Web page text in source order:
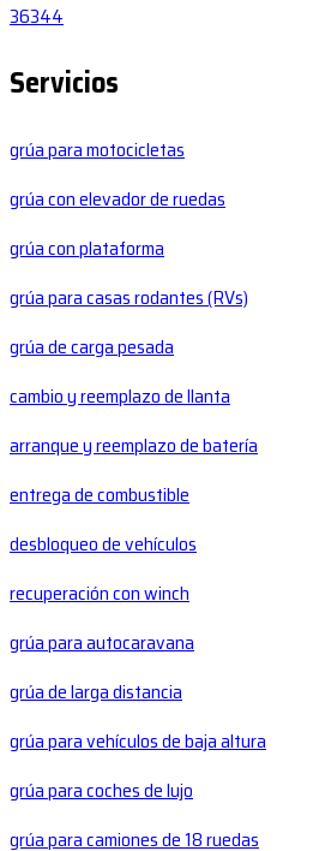
36344
Servicios
grúa para motocicletas
grúa con elevador de ruedas
grúa con plataforma
grúa para casas rodantes (RVs)
grúa de carga pesada
cambio y reemplazo de llanta
arranque y reemplazo de batería
entrega de combustible
desbloqueo de vehículos
recuperación con winch
grúa para autocaravana
grúa de larga distancia
grúa para vehículos de baja altura
grúa para coches de lujo
grúa para camiones de 18 ruedas